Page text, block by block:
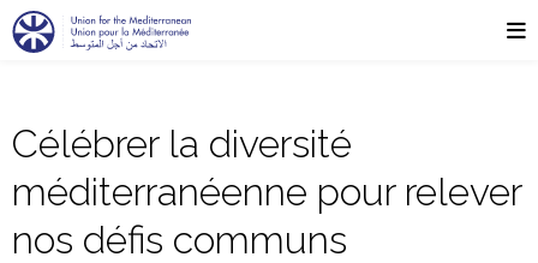
Célébrer la diversité
méditerranéenne pour relever
nos défis communs